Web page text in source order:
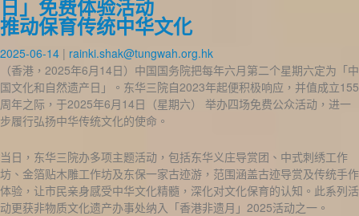
日」免费体验活动
推动保育传统中华文化
2025-06-14
rainki.shak@tungwah.org.hk
（香港，2025年6月14日）中国国务院把每年六月第二个星期六定为「中
国文化和自然遗产日」。东华三院自2023年起便积极响应，并值成立155
周年之际，于2025年6月14日（星期六） 举办四场免费公众活动，进一
步履行弘扬中华传统文化的使命。
当日，东华三院办多项主题活动，包括东华义庄导赏团、中式刺绣工作
坊、金箔贴木雕工作坊及东保一家古迹游，范围涵盖古迹导赏及传统手作
体验，让市民亲身感受中华文化精髓，深化对文化保育的认知。此系列活
动更获非物质文化遗产办事处纳入「香港非遗月」2025活动之一。